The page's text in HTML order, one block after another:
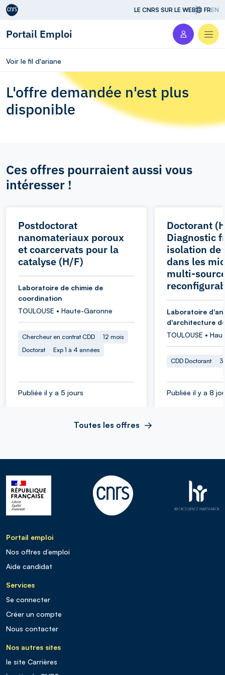
Aller au contenu LE CNRS SUR LE WEB FREN
Portail Emploi
Voir le fil d'ariane
L'offre demandée n'est plus
disponible
Ces offres pourraient aussi vous
intéresser !
Postdoctorat
nanomateriaux poroux
et coarcervats pour la
catalyse (H/F)
Laboratoire de chimie de
coordination
TOULOUSE • Haute-Garonne
Chercheur en contrat CDD
12 mois
Doctorat
Exp 1 à 4 années
Publiée il y a 5 jours
Doctorant
Diagnostic
isolation de
dans les
multi-
Laboratoire
d'architecture
TOULOUSE •
CDD Doctorant
Publiée il y a 8
Toutes les offres
Portail emploi
Nos offres d’emploi
Aide candidat
Services
Se connecter
Créer un compte
Nous contacter
Nos autres sites
le site Carrières